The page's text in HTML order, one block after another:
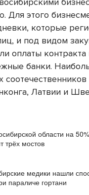
Для этого
которые
и под видом
оплаты контракта
банки.
Латвии и
области на
трёх мостов
медики нашли
параличе гортани